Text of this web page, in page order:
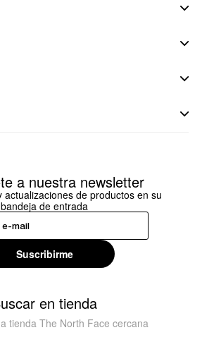
a nuestra newsletter
actualizaciones de productos en su
bandeja de entrada
Suscribirme
en tienda
tienda The North Face cercana